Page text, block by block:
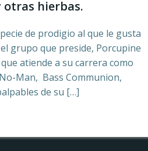
otras hierbas.
de prodigio al que le gusta
grupo que preside, Porcupine
atiende a su carrera como
Man, Bass Communion,
de su […]